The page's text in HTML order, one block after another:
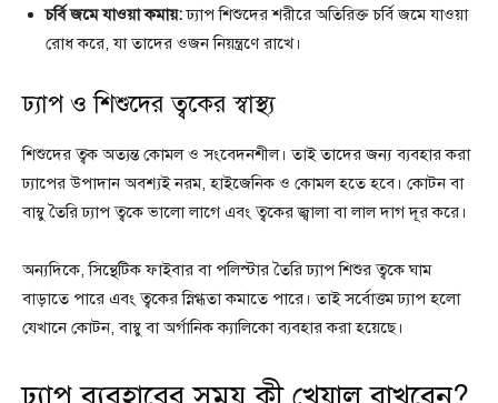
চর্বি জমে যাওয়া কমায়:ঢ্যাপ শিশুদের শরীরে অতিরিক্ত চর্বি জমে যাওয়া
রোধ করে, যা তাদের ওজন নিয়ন্ত্রণে রাখে।
ঢ্যাপ ও শিশুদের ত্বকের স্বাস্থ্য
শিশুদের ত্বক অত্যন্ত কোমল ও সংবেদনশীল। তাই তাদের জন্য ব্যবহার করা
ঢ্যাপের উপাদান অবশ্যই নরম, হাইজেনিক ও কোমল হতে হবে। কোটন বা
বাম্বু তৈরি ঢ্যাপ ত্বকে ভালো লাগে এবং ত্বকের জ্বালা বা লাল দাগ দূর করে।
অন্যদিকে, সিন্থেটিক ফাইবার বা পলিস্টার তৈরি ঢ্যাপ শিশুর ত্বকে ঘাম
বাড়াতে পারে এবং ত্বকের স্নিগ্ধতা কমাতে পারে। তাই সর্বোত্তম ঢ্যাপ হলো
যেখানে কোটন, বাম্বু বা অর্গানিক ক্যালিকো ব্যবহার করা হয়েছে।